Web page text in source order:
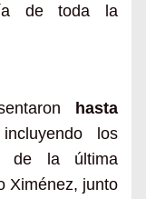
de toda la
on
hasta
los
de la última
Ximénez, junto